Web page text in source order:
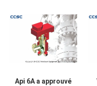
Api 6A a approuvé